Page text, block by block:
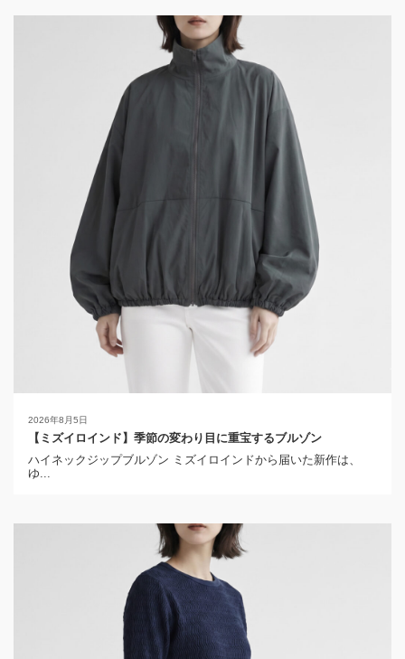
2026年8月5日
【ミズイロインド】季節の変わり目に重宝するブルゾン
ハイネックジップブルゾン ミズイロインドから届いた新作は、
ゆ...